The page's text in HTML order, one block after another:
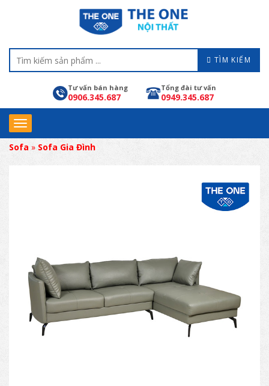
TÌM KIẾM
Tư vấn bán hàng
0906.345.687
Tổng đài tư vấn
0949.345.687
Sofa » Sofa Gia Đình